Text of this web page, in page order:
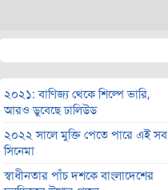
২০২১: বাণিজ্য থেকে শিল্পে ভারি,
আরও ডুবেছে ঢালিউড
২০২২ সালে মুক্তি পেতে পারে এই সব
সিনেমা
স্বাধীনতার পাঁচ দশকে বাংলাদেশের